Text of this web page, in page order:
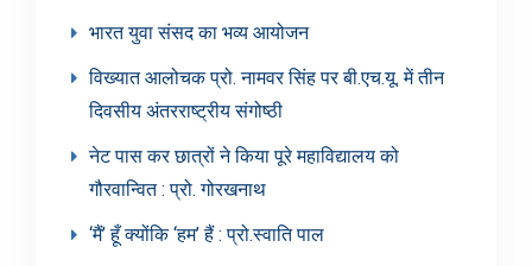
भारत युवा संसद का भव्य आयोजन
विख्यात आलोचक प्रो. नामवर सिंह पर बी.एच.यू. में तीन
दिवसीय अंतरराष्ट्रीय संगोष्ठी
नेट पास कर छात्रों ने किया पूरे महाविद्यालय को
गौरवान्वित : प्रो. गोरखनाथ
‘मैं’ हूँ क्योंकि ‘हम’ हैं : प्रो.स्वाति पाल